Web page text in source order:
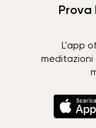
Prova
L'app
meditazioni